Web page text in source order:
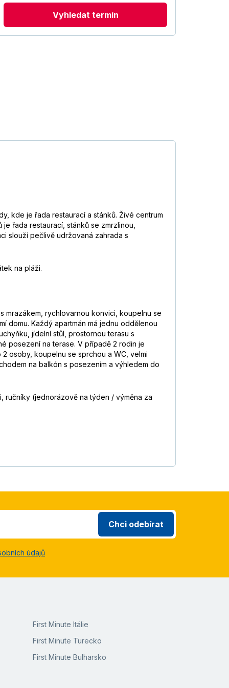
Vyhledat termín
kde je řada restaurací a stánků. Živé centrum
řada restaurací, stánků se zmrzlinou,
slouží pečlivě udržovaná zahrada s
na pláži.
mrazákem, rychlovarnou konvici, koupelnu se
domu. Každý apartmán má jednu oddělenou
jídelní stůl, prostornou terasu s
posezení na terase. V případě 2 rodin je
osoby, koupelnu se sprchou a WC, velmi
na balkón s posezením a výhledem do
ručníky (jednorázově na týden / výměna za
Chci odebírat
údajů
First Minute Itálie
First Minute Turecko
First Minute Bulharsko